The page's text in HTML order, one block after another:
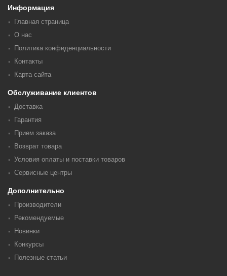
Информация
Главная страница
О нас
Политика конфиденциальности
Контакты
Карта сайта
Обслуживание клиентов
Доставка
Гарантия
Прием заказа
Возврат товара
Условия оплаты и поставки товаров
Сервисные центры
Дополнительно
Производители
Рекомендуемые
Новинки
Конкурсы
Полезные статьи